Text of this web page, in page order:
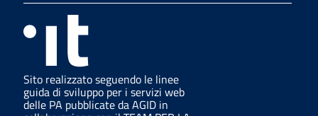
Sito realizzato seguendo le linee
guida di sviluppo per i servizi web
delle PA pubblicate da AGID in